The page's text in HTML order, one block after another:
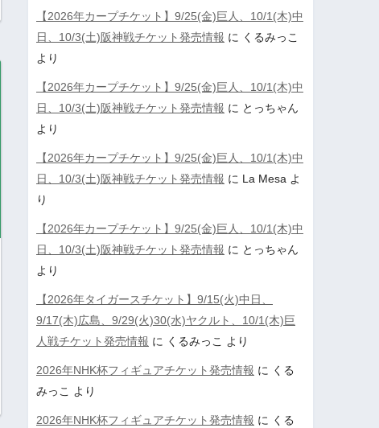
【2026年カープチケット】9/25(金)巨人、10/1(木)中
日、10/3(土)阪神戦チケット発売情報 に くるみっこ
より
【2026年カープチケット】9/25(金)巨人、10/1(木)中
日、10/3(土)阪神戦チケット発売情報 に とっちゃん
より
【2026年カープチケット】9/25(金)巨人、10/1(木)中
日、10/3(土)阪神戦チケット発売情報 に La Mesa よ
り
【2026年カープチケット】9/25(金)巨人、10/1(木)中
日、10/3(土)阪神戦チケット発売情報 に とっちゃん
より
【2026年タイガースチケット】9/15(火)中日、
9/17(木)広島、9/29(火)30(水)ヤクルト、10/1(木)巨
人戦チケット発売情報 に くるみっこ より
2026年NHK杯フィギュアチケット発売情報 に くる
みっこ より
2026年NHK杯フィギュアチケット発売情報 に くる